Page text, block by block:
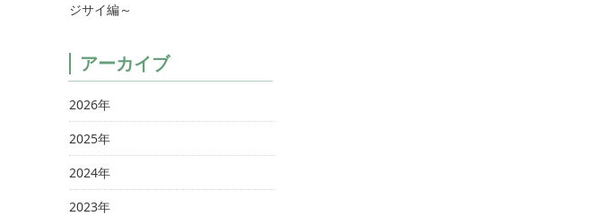
ジサイ編～
アーカイブ
2026年
2025年
2024年
2023年